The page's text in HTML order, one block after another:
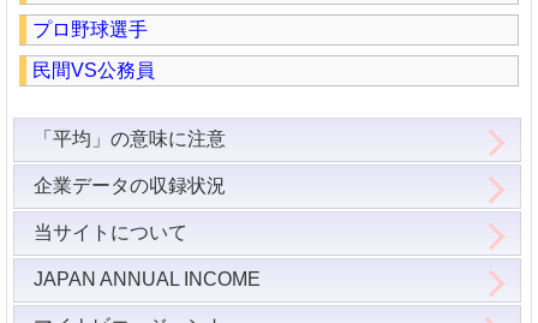
プロ野球選手
民間VS公務員
「平均」の意味に注意
企業データの収録状況
当サイトについて
JAPAN ANNUAL INCOME